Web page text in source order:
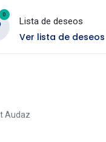
0
Lista de deseos
Ver lista de deseos
Audaz